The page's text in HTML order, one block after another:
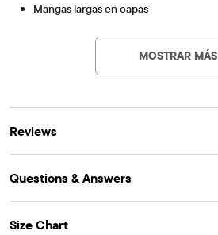
Mangas largas en capas
MOSTRAR MÁS
Reviews
Questions & Answers
Size Chart